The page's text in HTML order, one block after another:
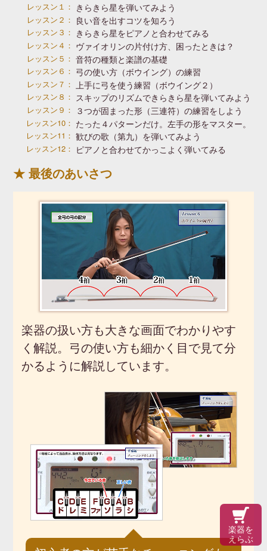
レッスン１： きらきら星を弾いてみよう
レッスン２： 良い音を出すコツを知ろう
レッスン３： きらきら星をピアノと合わせてみる
レッスン４： ヴァイオリンの片付け方、困ったときは？
レッスン５： 音符の種類と楽譜の基礎
レッスン６： 弓の使い方（ボウイング）の練習
レッスン７： 上手に弓を使う練習（ボウイング２）
レッスン８： スキップのリズムできらきら星を弾いてみよう
レッスン９： ３つが固まった形（三連符）の練習をしよう
レッスン10： たった４パターンだけ。 左手の形をマスター。
レッスン11： 歓びの歌（第九）を弾いてみよう
レッスン12： ピアノと合わせてかっこよく弾いてみる
最後のあいさつ
楽器の扱い方も大きな画面でわかりやす
く解説。弓の使い方も細かく目で見て分
かるように解説しています。
楽器を
えらぶ